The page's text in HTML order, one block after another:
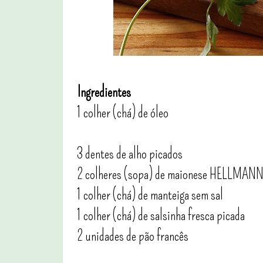
Ingredientes
1 colher (chá) de óleo
3 dentes de alho picados
2 colheres (sopa) de maionese
1 colher (chá) de manteiga sem sal
1 colher (chá) de salsinha fresca picada
2 unidades de pão francês